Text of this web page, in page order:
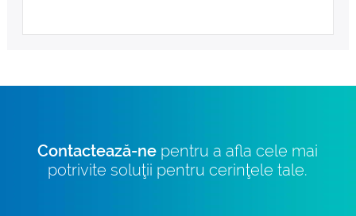
Contactează-ne pentru a afla cele mai
potrivite soluţii pentru cerinţele tale.